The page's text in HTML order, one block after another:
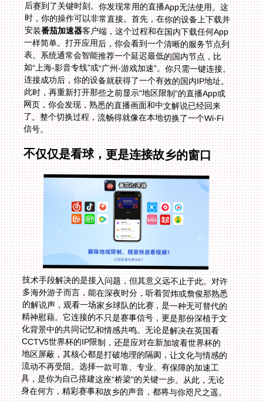
安装番茄加速器客户端，这个过程和在国内下载任何App
一样简单。打开应用后，你会看到一个清晰的服务节点列
表。系统通常会智能推荐一个延迟最低的国内节点，比
如“上海-影音专线”或“广州-游戏加速”。你只需一键连接。
连接成功后，你的设备就获得了一个有效的国内IP地址。
此时，再重新打开那些之前显示“地区限制”的直播App或
网页，你会发现，熟悉的直播画面和中文解说已经回来
了。整个切换过程，流畅得就像在本地切换了一个Wi-Fi
信号。
不仅仅是看球，更是连接故乡的窗口
技术手段解决的是接入问题，但其意义远不止于此。对许
多海外游子而言，能在深夜时分，听着贺炜或詹俊那熟悉
的解说声，观看一场家乡球队的比赛，是一种无可替代的
精神慰藉。它连接的不只是赛事信号，更是那份深植于文
化背景中的共同记忆和情感共鸣。无论是解决在英国看
CCTV5世界杯的IP限制，还是应对在新加坡看世界杯的
地区屏蔽，其核心都是打破地理的隔阂，让文化与情感的
流动不再受阻。选择一款可靠、专业、有保障的加速工
具，是你为自己搭建这座“桥梁”的关键一步。从此，无论
身在何方，精彩赛事和故乡的声音，都将与你咫尺之遥。